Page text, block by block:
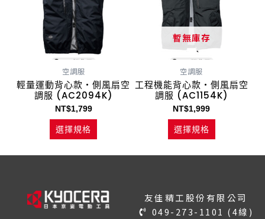
空調服
輕量運動背心款・側風扇空
調服 (AC2094K)
NT$1,799
選擇規格
多
種
款
式。
在
產
品
頁
面
項
暫無庫存
空調服
工程機能背心款・側風扇空
調服 (AC1154K)
NT$1,999
選擇規格
多
種
款
式。
在
產
品
頁
面
項
友佳精工股份有限公司
049-273-1101 (4線)